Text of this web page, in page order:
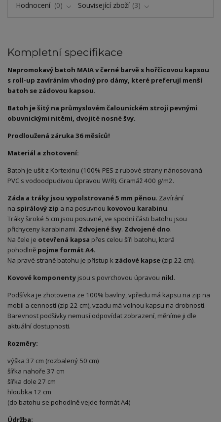
Hodnocení
0 Související zboží 3
Kompletní specifikace
Nepromokavý batoh MAIA v černé barvě s hořčicovou kapsou
s roll-up zavíráním vhodný pro dámy, které preferují menší
batoh se zádovou kapsou.
Batoh je šitý na průmyslovém čalounickém stroji pevnými
obuvnickými nitěmi, dvojité nosné švy.
Prodloužená záruka 36 měsíců!
Materiál a zhotovení:
Batoh je ušit z Kortexinu (100% PES z rubové strany nánosovaná
PVC s vodoodpudivou úpravou W/R). Gramáž 400 g/m2.
Záda a tráky jsou vypolstrované 5 mm pěnou. Zavírání
na spirálový zip a na posuvnou kovovou karabinu.
Tráky široké 5 cm jsou posuvné, ve spodní části batohu jsou
přichyceny karabinami. Zdvojené švy. Zdvojené dno.
Na čele je otevřená kapsa přes celou šíři batohu, která
pohodlně pojme formát A4.
Na pravé straně batohu je přístup k zádové kapse (zip 22 cm).
Kovové komponenty jsou s povrchovou úpravou nikl.
Podšívka je zhotovena ze 100% bavlny, vpředu má kapsu na zip na
mobil a cennosti (zip 22 cm), vzadu má volnou kapsu na drobnosti.
Barevnost podšívky nemusí odpovídat zobrazení, měníme ji dle
aktuální dostupnosti.
Rozměry:
výška 37 cm (rozbalený 50 cm)
šířka nahoře 37 cm
šířka dole 27 cm
hloubka 12 cm
(do batohu se pohodlně vejde formát A4)
Údržba: